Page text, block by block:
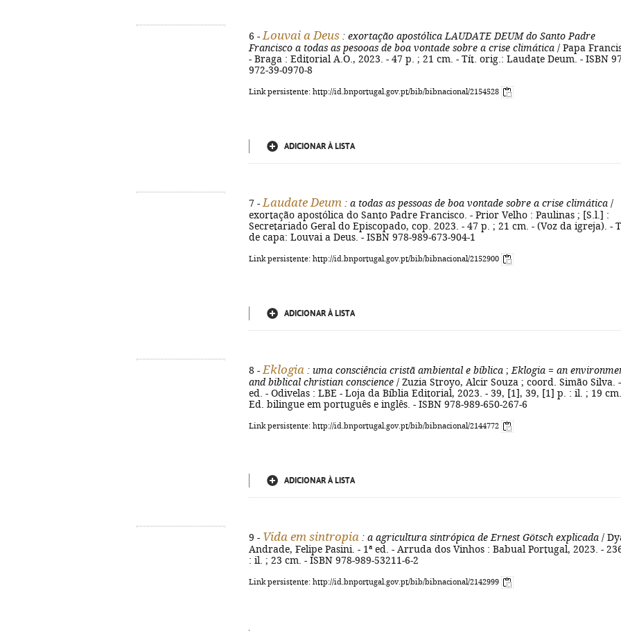
6 - Louvai a Deus : exortação apostólica LAUDATE DEUM do Santo Padre
Francisco a todas as pesooas de boa vontade sobre a crise climática / Papa
- Braga : Editorial A.O., 2023. - 47 p. ; 21 cm. - Tít. orig.: Laudate Deum. - ISBN
972-39-0970-8
Link persistente: http://id.bnportugal.gov.pt/bib/bibnacional/2154528
ADICIONAR À LISTA
7 - Laudate Deum : a todas as pessoas de boa vontade sobre a crise climática /
exortação apostólica do Santo Padre Francisco. - Prior Velho : Paulinas ; [S.l.] :
Secretariado Geral do Episcopado, cop. 2023. - 47 p. ; 21 cm. - (Voz da igreja). -
de capa: Louvai a Deus. - ISBN 978-989-673-904-1
Link persistente: http://id.bnportugal.gov.pt/bib/bibnacional/2152900
ADICIONAR À LISTA
8 - Eklogia : uma consciência cristã ambiental e bíblica ; Eklogia = an
and biblical christian conscience / Zuzia Stroyo, Alcir Souza ; coord. Simão Silva. -
ed. - Odivelas : LBE - Loja da Bíblia Editorial, 2023. - 39, [1], 39, [1] p. : il. ; 19
Ed. bilingue em português e inglês. - ISBN 978-989-650-267-6
Link persistente: http://id.bnportugal.gov.pt/bib/bibnacional/2144772
ADICIONAR À LISTA
9 - Vida em sintropia : a agricultura sintrópica de Ernest Götsch explicada /
Andrade, Felipe Pasini. - 1ª ed. - Arruda dos Vinhos : Babual Portugal, 2023. -
: il. ; 23 cm. - ISBN 978-989-53211-6-2
Link persistente: http://id.bnportugal.gov.pt/bib/bibnacional/2142999